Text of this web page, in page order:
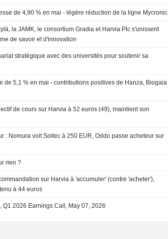
de 4,90 % en mai - légère réduction de la ligne Mycronic
la JAMK, le consortium Gradia et Harvia Plc s'unissent
de savoir et d'innovation
stratégique avec des universités pour soutenir sa
de 5,1 % en mai - contributions positives de Hanza, Biogaia
de cours sur Harvia à 52 euros (49), maintient son
: Nomura voit Soitec à 250 EUR, Oddo passe acheteur sur
rien ?
sur Harvia à 'accumuler' (contre 'acheter'),
à 44 euros
Q1 2026 Earnings Call, May 07, 2026